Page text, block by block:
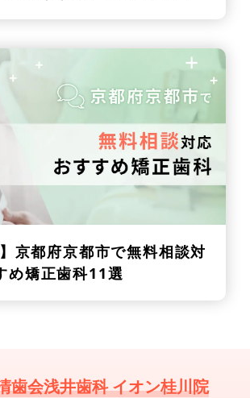
京都府京都市で無料相談対
め矯正歯科11選
歯会浅井歯科 イオン桂川院